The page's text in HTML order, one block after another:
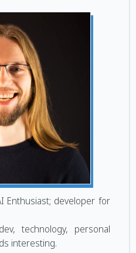
Enthusiast; developer for
technology, personal
interesting.